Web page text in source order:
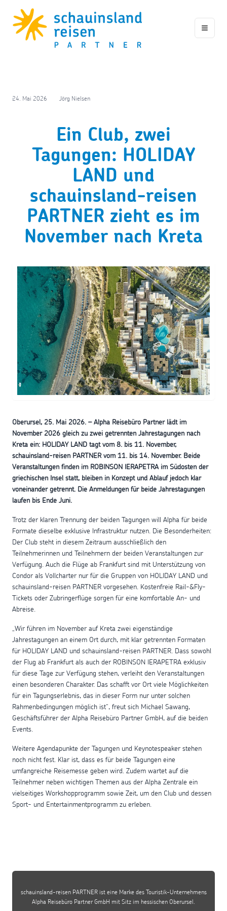
Toggle
24. Mai 2026 Jörg Nielsen
Ein Club, zwei
Tagungen: HOLIDAY
LAND und
schauinsland-reisen
PARTNER zieht es im
November nach Kreta
Oberursel, 25. Mai 2026. – Alpha Reisebüro Partner lädt im
November 2026 gleich zu zwei getrennten Jahrestagungen nach
Kreta ein: HOLIDAY LAND tagt vom 8. bis 11. November,
schauinsland-reisen PARTNER vom 11. bis 14. November. Beide
Veranstaltungen finden im ROBINSON IERAPETRA im Südosten der
griechischen Insel statt, bleiben in Konzept und Ablauf jedoch klar
voneinander getrennt. Die Anmeldungen für beide Jahrestagungen
laufen bis Ende Juni.
Trotz der klaren Trennung der beiden Tagungen will Alpha für beide
Formate dieselbe exklusive Infrastruktur nutzen. Die Besonderheiten:
Der Club steht in diesem Zeitraum ausschließlich den
Teilnehmerinnen und Teilnehmern der beiden Veranstaltungen zur
Verfügung. Auch die Flüge ab Frankfurt sind mit Unterstützung von
Condor als Vollcharter nur für die Gruppen von HOLIDAY LAND und
schauinsland-reisen PARTNER vorgesehen. Kostenfreie Rail-&Fly-
Tickets oder Zubringerflüge sorgen für eine komfortable An- und
Abreise.
„Wir führen im November auf Kreta zwei eigenständige
Jahrestagungen an einem Ort durch, mit klar getrennten Formaten
für HOLIDAY LAND und schauinsland-reisen PARTNER. Dass sowohl
der Flug ab Frankfurt als auch der ROBINSON IERAPETRA exklusiv
für diese Tage zur Verfügung stehen, verleiht den Veranstaltungen
einen besonderen Charakter. Das schafft vor Ort viele Möglichkeiten
für ein Tagungserlebnis, das in dieser Form nur unter solchen
Rahmenbedingungen möglich ist“, freut sich Michael Sawang,
Geschäftsführer der Alpha Reisebüro Partner GmbH, auf die beiden
Events.
Weitere Agendapunkte der Tagungen und Keynotespeaker stehen
noch nicht fest. Klar ist, dass es für beide Tagungen eine
umfangreiche Reisemesse geben wird. Zudem wartet auf die
Teilnehmer neben wichtigen Themen aus der Alpha Zentrale ein
vielseitiges Workshopprogramm sowie Zeit, um den Club und dessen
Sport- und Entertainmentprogramm zu erleben.
schauinsland-reisen PARTNER ist eine Marke des Touristik-Unternehmens
Alpha Reisebüro Partner GmbH mit Sitz im hessischen Oberursel.